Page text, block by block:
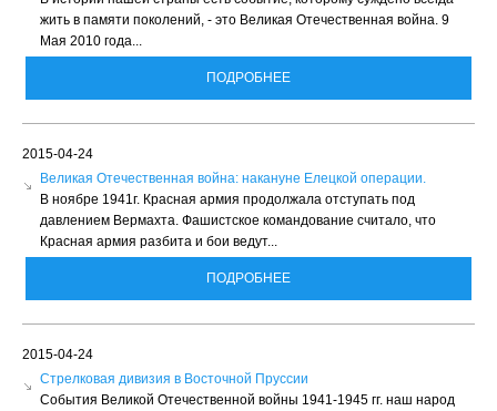
жить в памяти поколений, - это Великая Отечественная война. 9
Мая 2010 года...
ПОДРОБНЕЕ
2015-04-24
Великая Отечественная война: накануне Елецкой операции.
В ноябре 1941г. Красная армия продолжала отступать под
давлением Вермахта. Фашистское командование считало, что
Красная армия разбита и бои ведут...
ПОДРОБНЕЕ
2015-04-24
Стрелковая дивизия в Восточной Пруссии
События Великой Отечественной войны 1941-1945 гг. наш народ